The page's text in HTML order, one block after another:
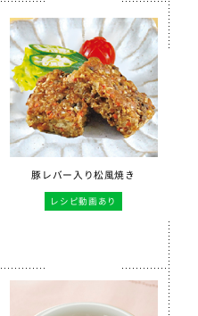
豚レバー入り松風焼き
レシピ動画あり